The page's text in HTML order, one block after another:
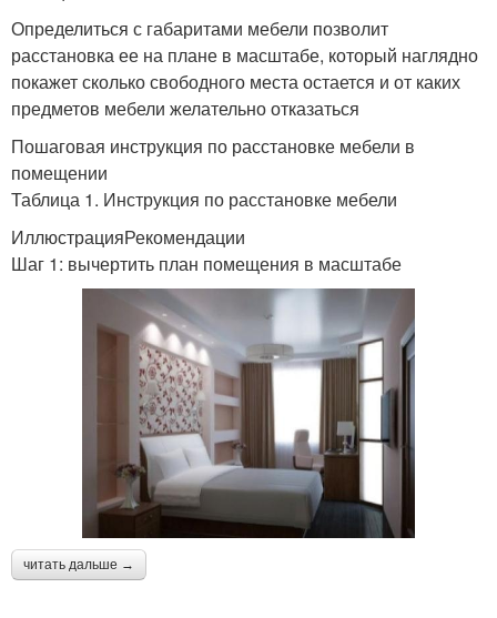
Определиться с габаритами мебели позволит
расстановка ее на плане в масштабе, который наглядно
покажет сколько свободного места остается и от каких
предметов мебели желательно отказаться
Пошаговая инструкция по расстановке мебели в
помещении
Таблица 1. Инструкция по расстановке мебели
ИллюстрацияРекомендации
Шаг 1: вычертить план помещения в масштабе
читать дальше →